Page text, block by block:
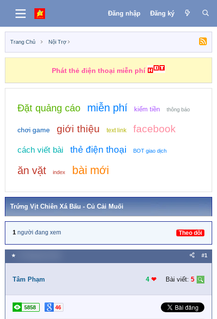
Đăng nhập Đăng ký
Trang Chủ Nội Trợ
Phát thẻ điện thoại miễn phí
Đặt quảng cáo miễn phí kiếm tiền thông báo
chơi game giới thiệu text link facebook
cách viết bài thẻ điện thoại BOT giao dịch
ăn vặt index bài mới
Trứng Vịt Chiên Xá Bấu - Củ Cải Muối
1 người đang xem Theo dõi
★ #1
Tâm Phạm 4 ❤︎ Bài viết: 5
5858 46